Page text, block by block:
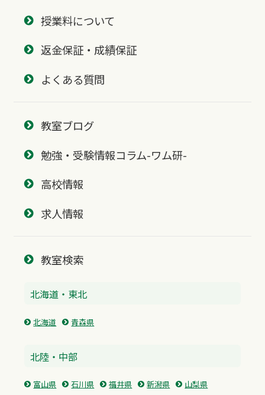
授業料について
返金保証・成績保証
よくある質問
教室ブログ
勉強・受験情報コラム-ワム研-
高校情報
求人情報
教室検索
北海道・東北
北海道 青森県
北陸・中部
富山県 石川県 福井県 新潟県
山梨県